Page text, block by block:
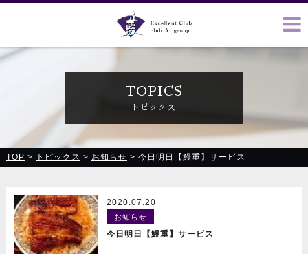
クラブ藍(あい)、クラブ恋(れん)、ルミナス、浪漫館で皆様の
お越しをお待ちしております
TOPICS
トピックス
TOP > トピックス > お知らせ > 今日明日【鰻重】サービス
2020.07.20
お知らせ
今日明日【鰻重】サービス